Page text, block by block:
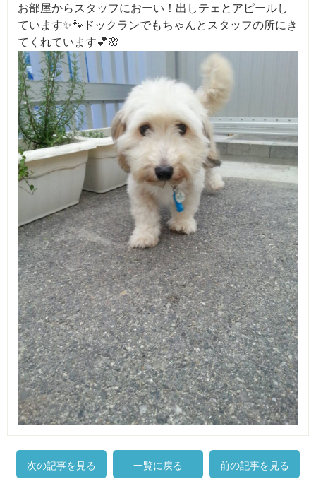
お部屋からスタッフにおーい！出しテェとアピールし
ています✨🐾ドックランでもちゃんとスタッフの所にき
てくれています💕🌸
次の記事を見る 一覧に戻る 前の記事を見る